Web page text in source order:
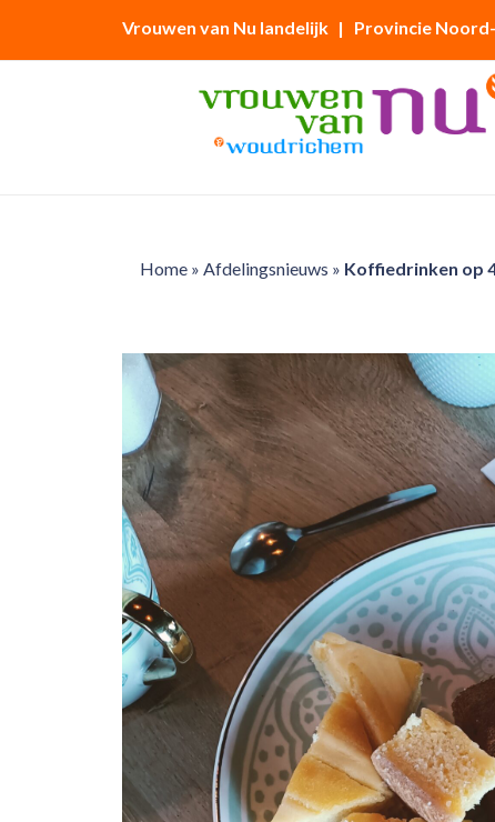
Vrouwen van Nu landelijk | Provincie
Home» Afdelingsnieuws » Koffiedrinken op